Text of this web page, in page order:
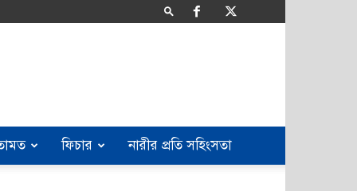
ফিচার নারীর প্রতি সহিংসতা